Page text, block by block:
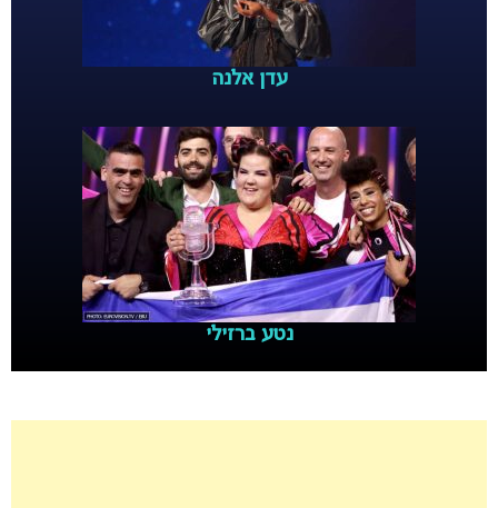
עדן אלנה
נטע ברזילי